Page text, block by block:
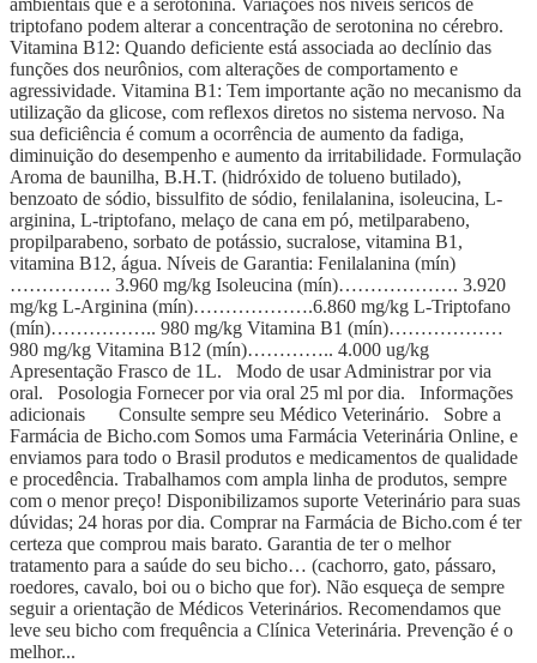
triptofano podem alterar a concentração de serotonina no cérebro.
Vitamina B12: Quando deficiente está associada ao declínio das
funções dos neurônios, com alterações de comportamento e
agressividade. Vitamina B1: Tem importante ação no mecanismo da
utilização da glicose, com reflexos diretos no sistema nervoso. Na
sua deficiência é comum a ocorrência de aumento da fadiga,
diminuição do desempenho e aumento da irritabilidade. Formulação
Aroma de baunilha, B.H.T. (hidróxido de tolueno butilado),
benzoato de sódio, bissulfito de sódio, fenilalanina, isoleucina, L-
arginina, L-triptofano, melaço de cana em pó, metilparabeno,
propilparabeno, sorbato de potássio, sucralose, vitamina B1,
vitamina B12, água. Níveis de Garantia: Fenilalanina (mín)
……………. 3.960 mg/kg Isoleucina (mín)………………. 3.920
mg/kg L-Arginina (mín)……………….6.860 mg/kg L-Triptofano
(mín)…………….. 980 mg/kg Vitamina B1 (mín)………………
980 mg/kg Vitamina B12 (mín)………….. 4.000 ug/kg
Apresentação Frasco de 1L. Modo de usar Administrar por via
oral. Posologia Fornecer por via oral 25 ml por dia. Informações
adicionais Consulte sempre seu Médico Veterinário. Sobre a
Farmácia de Bicho.com Somos uma Farmácia Veterinária Online, e
enviamos para todo o Brasil produtos e medicamentos de qualidade
e procedência. Trabalhamos com ampla linha de produtos, sempre
com o menor preço! Disponibilizamos suporte Veterinário para suas
dúvidas; 24 horas por dia. Comprar na Farmácia de Bicho.com é ter
certeza que comprou mais barato. Garantia de ter o melhor
tratamento para a saúde do seu bicho… (cachorro, gato, pássaro,
roedores, cavalo, boi ou o bicho que for). Não esqueça de sempre
seguir a orientação de Médicos Veterinários. Recomendamos que
leve seu bicho com frequência a Clínica Veterinária. Prevenção é o
melhor...